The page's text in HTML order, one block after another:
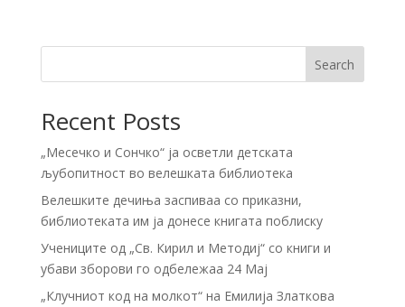
Search
Recent Posts
„Месечко и Сончко“ ја осветли детската
љубопитност во велешката библиотека
Велешките дечиња заспиваа со приказни,
библиотеката им ја донесе книгата поблиску
Учениците од „Св. Кирил и Методиј“ со книги и
убави зборови го одбележаа 24 Мај
„Клучниот код на молкот“ на Емилија Златкова